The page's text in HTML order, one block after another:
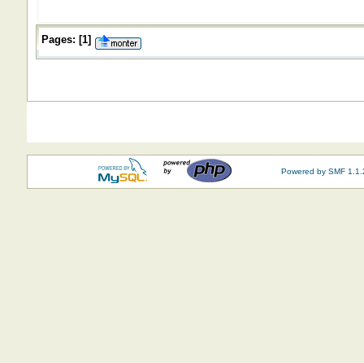
Pages: [1]
Powered by SMF